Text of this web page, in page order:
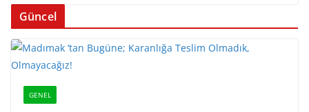
Güncel
GENEL